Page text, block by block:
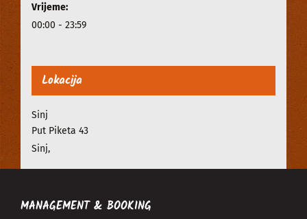
Vrijeme:
00:00 - 23:59
Lokacija
Sinj
Put Piketa 43
Sinj,
MANAGEMENT & BOOKING